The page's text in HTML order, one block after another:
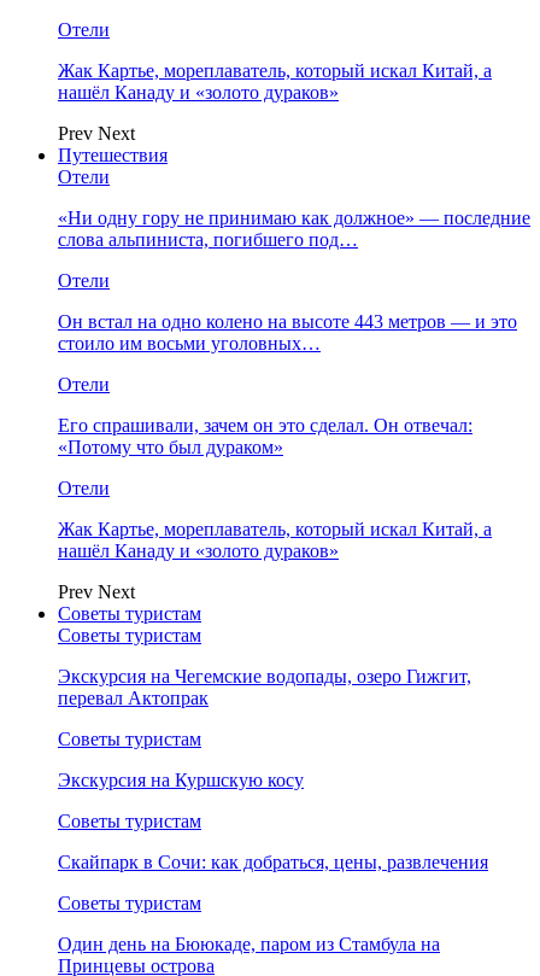
Отели
Жак Картье, мореплаватель, который искал Китай, а
нашёл Канаду и «золото дураков»
Prev Next
Путешествия
Отели
«Ни одну гору не принимаю как должное» — последние
слова альпиниста, погибшего под…
Отели
Он встал на одно колено на высоте 443 метров — и это
стоило им восьми уголовных…
Отели
Его спрашивали, зачем он это сделал. Он отвечал:
«Потому что был дураком»
Отели
Жак Картье, мореплаватель, который искал Китай, а
нашёл Канаду и «золото дураков»
Prev Next
Советы туристам
Советы туристам
Экскурсия на Чегемские водопады, озеро Гижгит,
перевал Актопрак
Советы туристам
Экскурсия на Куршскую косу
Советы туристам
Скайпарк в Сочи: как добраться, цены, развлечения
Советы туристам
Один день на Бююкаде, паром из Стамбула на
Принцевы острова